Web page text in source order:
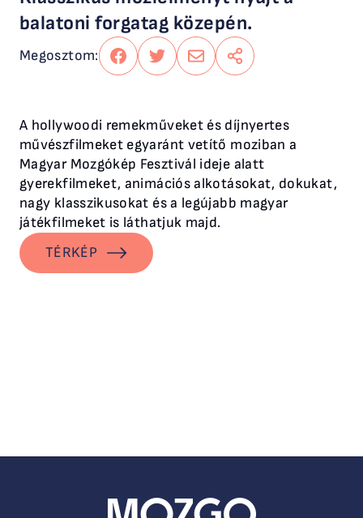
balatoni forgatag közepén.
Megosztom:
A hollywoodi remekműveket és díjnyertes
művészfilmeket egyaránt vetítő moziban a
Magyar Mozgókép Fesztivál ideje alatt
gyerekfilmeket, animációs alkotásokat, dokukat,
nagy klasszikusokat és a legújabb magyar
játékfilmeket is láthatjuk majd.
TÉRKÉP